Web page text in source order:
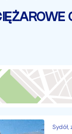
740
166
14649
1